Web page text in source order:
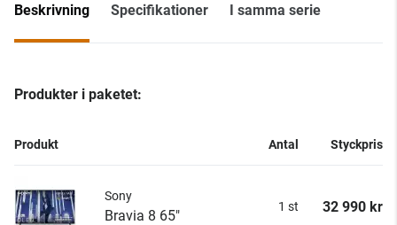
Beskrivning Specifikationer I samma serie
Produkter i paketet:
Produkt Antal Styckpris
Sony
Bravia 8 65"
1 st 32 990 kr